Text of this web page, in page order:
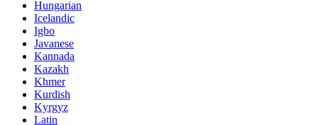
Hungarian
Icelandic
Igbo
Javanese
Kannada
Kazakh
Khmer
Kurdish
Kyrgyz
Latin